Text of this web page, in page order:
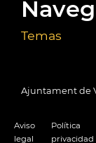
Temas
Ajuntament de
Aviso
legal
Política
privacidad